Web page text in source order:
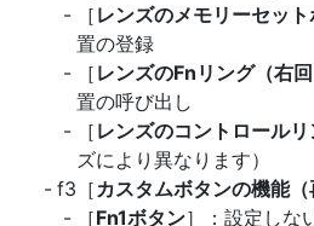
［ レンズのメモリーセッ
置の登録
［ レンズのFnリング（右回
置の呼び出し
［ レンズのコントロール
ズにより異なります）
f3［ カスタムボタンの機能（
［Fn1ボタン］：設定しな